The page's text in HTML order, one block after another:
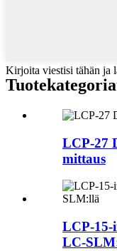
Kirjoita viestisi tähän ja
LCP-27
mittaus
LCP-15-
LC-